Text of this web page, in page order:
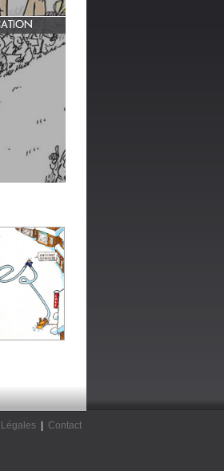
|
Contact